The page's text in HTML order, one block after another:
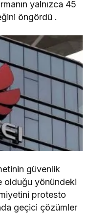
yalnızca 45
öngördü .
güvenlik
olduğu yönündeki
protesto
geçici çözümler